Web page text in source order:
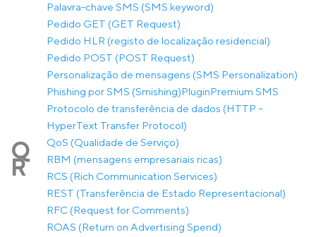
Palavra-chave SMS (SMS keyword)
Pedido GET (GET Request)
Pedido HLR (registo de localização residencial)
Pedido POST (POST Request)
Personalização de mensagens (SMS Personalization)
Phishing por SMS (Smishing)PluginPremium SMS
Protocolo de transferência de dados (HTTP –
HyperText Transfer Protocol)
Q QoS (Qualidade de Serviço)
R
RBM (mensagens empresariais ricas)
RCS (Rich Communication Services)
REST (Transferência de Estado Representacional)
RFC (Request for Comments)
ROAS (Return on Advertising Spend)